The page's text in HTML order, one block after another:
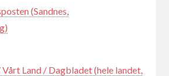
(Sandnes,
Land / Dagbladet (hele landet,